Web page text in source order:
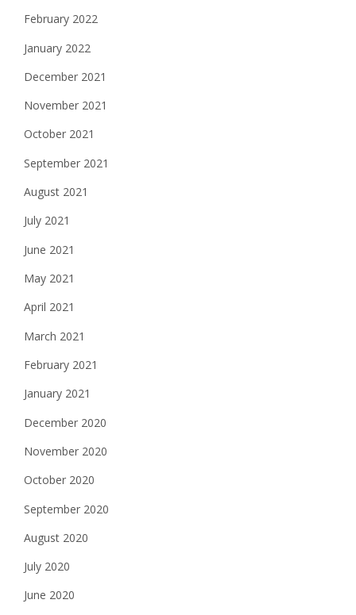
February 2022
January 2022
December 2021
November 2021
October 2021
September 2021
August 2021
July 2021
June 2021
May 2021
April 2021
March 2021
February 2021
January 2021
December 2020
November 2020
October 2020
September 2020
August 2020
July 2020
June 2020